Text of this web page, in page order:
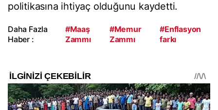
politikasına ihtiyaç olduğunu kaydetti.
Daha Fazla
Haber :
#Maaş
Zammı
#Memur
Zammı
#Enflasyon
farkı